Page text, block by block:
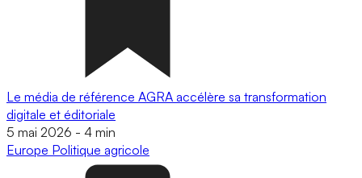
Le média de référence AGRA accélère sa transformation
digitale et éditoriale
5 mai 2026 - 4 min
Europe Politique agricole